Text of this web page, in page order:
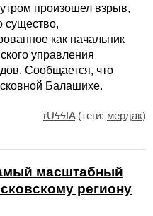
произошел взрыв,
существо,
как начальник
управления
Сообщается, что
Балашихе.
rUϟϟIA(теги: мердак)
масштабный
региону